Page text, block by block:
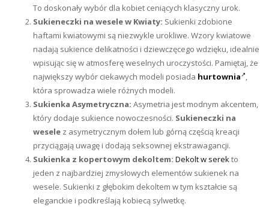
To doskonały wybór dla kobiet ceniących klasyczny urok.
Sukieneczki na wesele w Kwiaty: Sukienki zdobione
haftami kwiatowymi są niezwykle urokliwe. Wzory kwiatowe
nadają sukience delikatności i dziewczęcego wdzięku, idealnie
wpisując się w atmosferę weselnych uroczystości. Pamiętaj, że
największy wybór ciekawych modeli posiada hurtownia
która sprowadza wiele różnych modeli.
Sukienka Asymetryczna: Asymetria jest modnym akcentem,
który dodaje sukience nowoczesności. Sukieneczki na
wesele z asymetrycznym dołem lub górną częścią kreacji
przyciągają uwagę i dodają seksownej ekstrawagancji.
Sukienka z kopertowym dekoltem: Dekolt w serek to
jeden z najbardziej zmysłowych elementów sukienek na
wesele. Sukienki z głębokim dekoltem w tym kształcie są
eleganckie i podkreślają kobiecą sylwetkę.